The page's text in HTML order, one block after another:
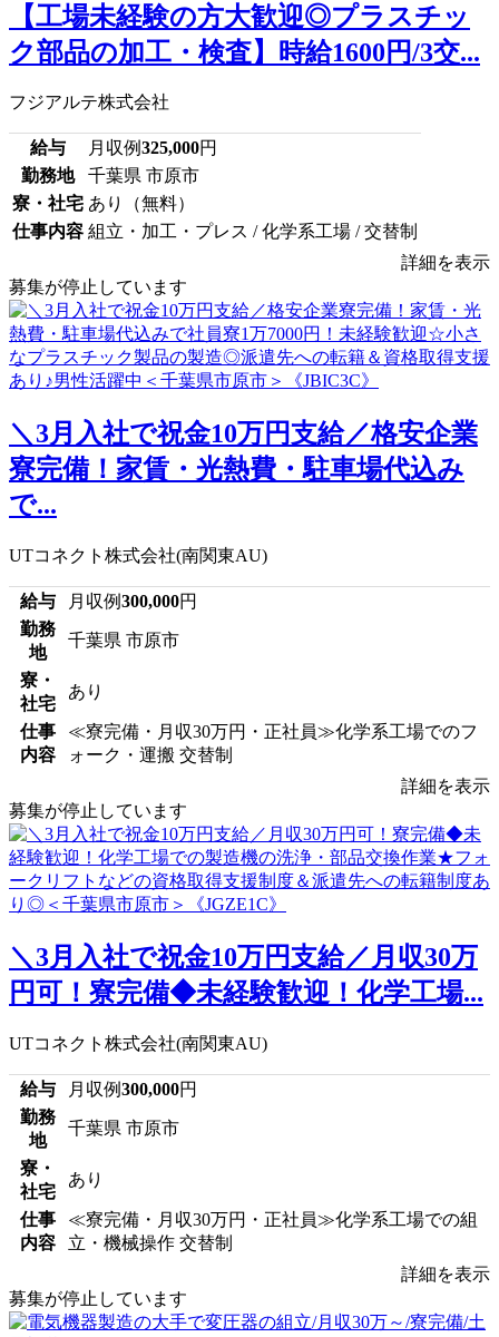
【工場未経験の方大歓迎◎プラスチッ
ク部品の加工・検査】時給1600円/3交...
フジアルテ株式会社
給与 月収例325,000円
勤務地
千葉県 市原市
寮・社宅 あり（無料）
仕事内容 組立・加工・プレス / 化学系工場 / 交替制
詳細を表示
募集が停止しています
＼3月入社で祝金10万円支給／格安企業
寮完備！家賃・光熱費・駐車場代込み
で...
UTコネクト株式会社(南関東AU)
給与 月収例300,000円
勤務
地
千葉県 市原市
寮・
社宅
あり
仕事
内容
≪寮完備・月収30万円・正社員≫化学系工場でのフ
ォーク・運搬 交替制
詳細を表示
募集が停止しています
＼3月入社で祝金10万円支給／月収30万
円可！寮完備◆未経験歓迎！化学工場...
UTコネクト株式会社(南関東AU)
給与 月収例300,000円
勤務
地
千葉県 市原市
寮・
社宅
あり
仕事
内容
≪寮完備・月収30万円・正社員≫化学系工場での組
立・機械操作 交替制
詳細を表示
募集が停止しています